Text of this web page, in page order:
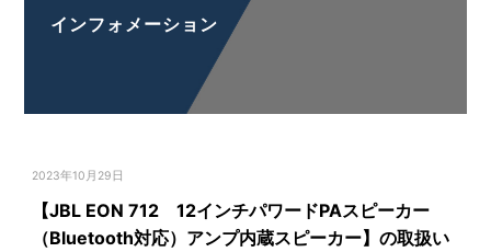
インフォメーション
2023年10月29日
【JBL EON 712 12インチパワードPAスピーカー
（Bluetooth対応）アンプ内蔵スピーカー】の取扱い